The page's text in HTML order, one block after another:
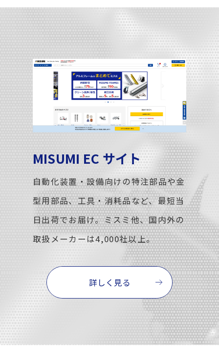
MISUMI EC サイト
自動化装置・設備向けの特注部品や金
型用部品、工具・消耗品など、最短当
日出荷でお届け。ミスミ他、国内外の
取扱メーカーは4,000社以上。
詳しく見る